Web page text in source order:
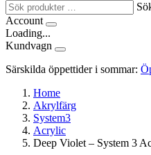
Account
Loading...
Kundvagn
Särskilda öppettider i sommar:
Home
Akrylfärg
System3
Acrylic
Deep Violet – System 3